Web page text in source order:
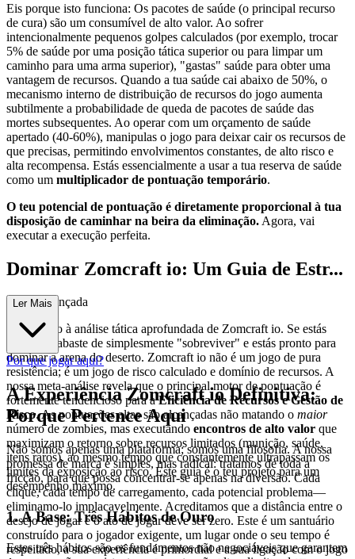
Eis porque isto funciona: Os pacotes de saúde (o principal recurso
de cura) são um consumível de alto valor. Ao sofrer
intencionalmente pequenos golpes calculados (por exemplo, trocar
5% de saúde por uma posição tática superior ou para limpar um
caminho para uma arma superior), "gastas" saúde para obter uma
vantagem de recursos. Quando a tua saúde cai abaixo de 50%, o
mecanismo interno de distribuição de recursos do jogo aumenta
subtilmente a probabilidade de queda de pacotes de saúde das
mortes subsequentes. Ao operar com um orçamento de saúde
apertado (40-60%), manipulas o jogo para deixar cair os recursos de
que precisas, permitindo envolvimentos constantes, de alto risco e
alta recompensa. Estás essencialmente a usar a tua reserva de saúde
como um multiplicador de pontuação temporário.
O teu potencial de pontuação é diretamente proporcional à tua
disposição de caminhar na beira da eliminação. Agora, vai
executar a execução perfeita.
Dominar Zomcraft io: Um Guia de Estr...
atégia Avançada
Bem-vindo à análise tática aprofundada de Zomcraft io. Se estás
aqui, já acabaste de simplesmente "sobreviver" e estás pronto para
dominar a arena do deserto. Zomcraft io não é um jogo de pura
resistência; é um jogo de risco calculado e domínio de recursos. A
nossa meta-análise revela que o principal motor de pontuação é
fortemente tendencioso para aEficiência de Recursos e Gestão de
Risco. As pontuações altas são alcançadas não matando o maior
número de zombies, mas executando encontros de alto valor que
maximizam o retorno sobre recursos limitados (munição, saúde,
itens raros), ao mesmo tempo que constantemente ultrapassam os
limites da exposição ao risco. Este guia é o teu projeto para um
desempenho máximo.
1. A Base: Três Hábitos de Ouro
Estes três hábitos são os fundamentos não negociáveis que garantem
Ler Mais
Por que jogar aqui?
A Experiência Zomcraft io Definitiva:
Porque Pertence Aqui
Não somos apenas uma plataforma; somos uma filosofia. A nossa
promessa de marca é simples, mas radical: tratamos de toda a
fricção, para que possa concentrar-se apenas na diversão. Cada
clique, cada tempo de carregamento, cada potencial problema—
eliminamo-lo implacavelmente. Acreditamos que a distância entre o
desejo de jogar e o ato de jogar deve ser zero. Este é um santuário
construído para o jogador exigente, um lugar onde o seu tempo é
respeitado, a sua experiência é primordial e a sua ligação com o jogo